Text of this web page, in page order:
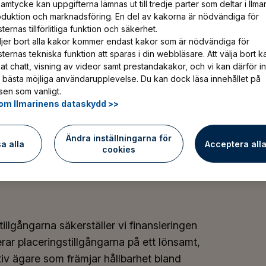
vår placeringverksamhet.
och
säkerställer vi finansieringen
placeringstillgångarna på ett lönsamt,
ägare som främjar hållbarhet bland
kan uppgifterna lämnas ut till tredje parter som deltar i
och marknadsföring. En del av kakorna är nödvändiga för
tillförlitliga funktion och säkerhet.
bort alla kakor kommer endast kakor som är nödvändiga för
tekniska funktion att sparas i din webbläsare. Att välja bort
chatt, visning av videor samt prestandakakor, och vi kan därför
möjliga användarupplevelse. Du kan dock läsa innehållet på
som vanligt.
Ilmarinens dataskydd >>
alla
Ändra inställningarna för
cookies
Acceptera